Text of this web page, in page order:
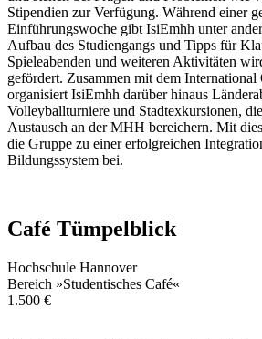
Stipendien zur Verfügung. Während einer
Einführungswoche gibt IsiEmhh unter
Aufbau des Studiengangs und Tipps für
Spieleabenden und weiteren Aktivitäten
gefördert. Zusammen mit dem
organisiert IsiEmhh darüber hinaus
Volleyballturniere und Stadtexkursionen,
Austausch an der MHH bereichern. Mit
die Gruppe zu einer erfolgreichen
Bildungssystem bei.
Café Tümpelblick
Hochschule Hannover
Bereich »Studentisches Café«
1.500 €